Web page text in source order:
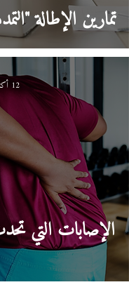
تمارين الإطالة
الإصابات التي
12 أكتوبر 2023